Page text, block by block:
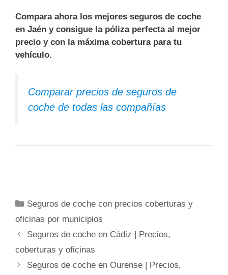
Compara ahora los mejores seguros de coche
en Jaén y consigue la póliza perfecta al mejor
precio y con la máxima cobertura para tu
vehículo.
Comparar precios de seguros de
coche de todas las compañías
Categorías
Seguros de coche con precios coberturas y
oficinas por municipios
Seguros de coche en Cádiz | Precios,
coberturas y oficinas
Seguros de coche en Ourense | Precios,